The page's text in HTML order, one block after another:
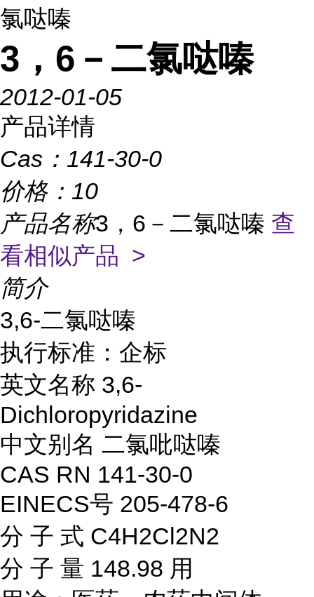
氯哒嗪
3，6－二氯哒嗪
2012-01-05
产品详情
Cas： 141-30-0
价格： 10
产品名称3，6－二氯哒嗪 查
看相似产品 >
简介
3,6-二氯哒嗪
执行标准：企标
英文名称 3,6-
Dichloropyridazine
中文别名 二氯吡哒嗪
CAS RN 141-30-0
EINECS号 205-478-6
分 子 式 C4H2Cl2N2
分 子 量 148.98 用